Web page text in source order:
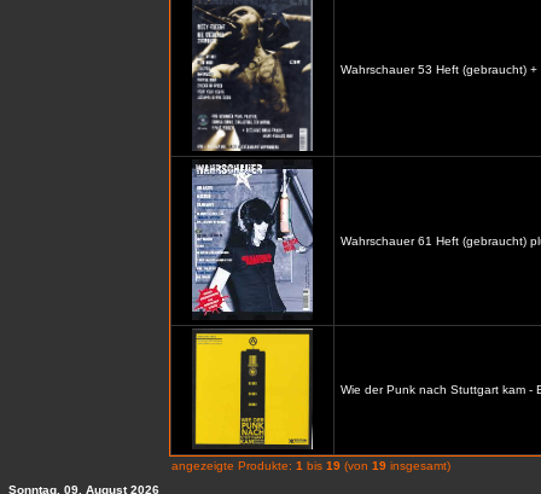
Wahrschauer 53 Heft (gebraucht) +
Wahrschauer 61 Heft (gebraucht)
Wie der Punk nach Stuttgart kam -
angezeigte Produkte: 1 bis 19 (von 19 insgesamt)
Sonntag, 09. August 2026